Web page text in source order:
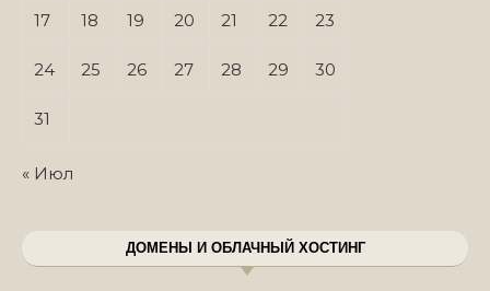
17 18 19 20 21 22 23
24 25 26 27 28 29 30
31
« Июл
ДОМЕНЫ И ОБЛАЧНЫЙ ХОСТИНГ